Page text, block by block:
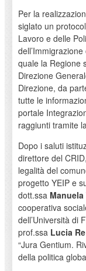
Per la
siglato un
Lavoro e delle
quale la Regione
Direzione
Direzione, da
tutte le
portale
raggiunti tramite
Dopo i saluti
direttore del
legalità del
progetto YEIP e
dott.ssa
cooperativa
dell’Università di
prof.ssaLucia Re
“Jura Gentium.
della politica